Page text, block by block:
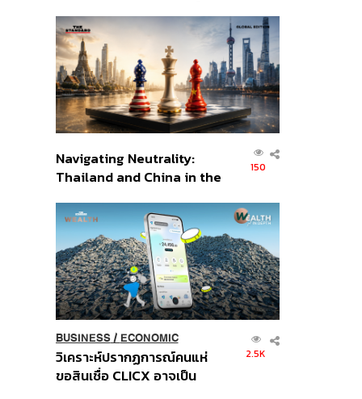
ส่วนยุทธศาสตร์ไทย –
อินโดนีเซีย
Navigating Neutrality:
Thailand and China in the
Order
150
BUSINESS/ ECONOMIC
วิเคราะห์ปรากฏการณ์คนแห่
ขอสินเชื่อ CLICX อาจเป็น
2.5K